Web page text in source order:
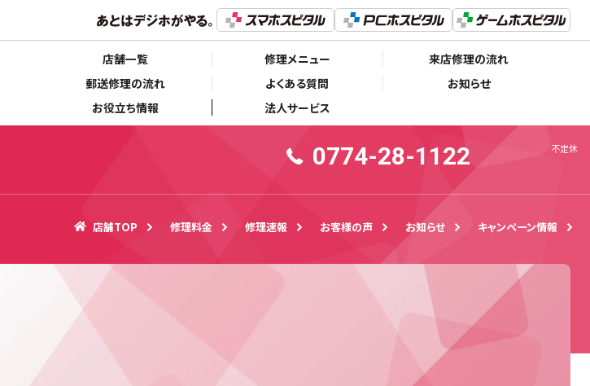
店舗一覧 修理メニュー
来店修理の流れ
郵送修理の流れ
よくある質問
お知らせ
お役立ち情報
法人サービス
0774-28-1122
不定休
0774-28-1122 不定休
店舗TOP 修理料金 修理速報 お客様の声 お知らせ キャンペーン情報